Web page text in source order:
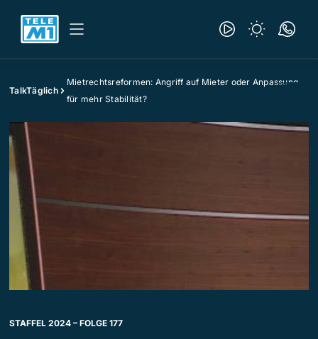
TalkTäglich
Mietrechtsreformen: Angriff auf Mieter oder Anpassung
für mehr Stabilität?
STAFFEL 2024 – FOLGE 177